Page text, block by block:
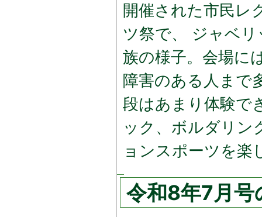
開催された市民レ
ツ祭で、 ジャベ
族の様子。会場に
障害のある人まで
段はあまり体験で
ック、ボルダリン
ョンスポーツを楽
令和8年7月号